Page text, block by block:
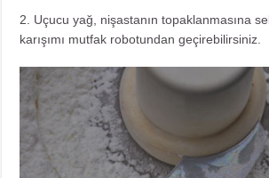
2. Uçucu yağ, nişastanın topaklanmasına
karışımı mutfak robotundan geçirebilirsiniz.